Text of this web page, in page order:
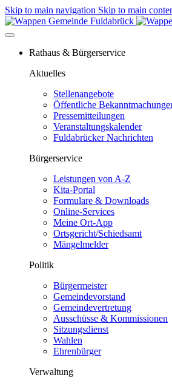
Skip to main navigation Skip to main
Rathaus & Bürgerservice
Aktuelles
Stellenangebote
Öffentliche
Pressemitteilungen
Veranstaltungskalender
Fuldabrücker Nachrichten
Bürgerservice
Leistungen von A-Z
Kita-Portal
Formulare & Downloads
Online-Services
Meine Ort-App
Ortsgericht/Schiedsamt
Mängelmelder
Politik
Bürgermeister
Gemeindevorstand
Gemeindevertretung
Ausschüsse & Kommissionen
Sitzungsdienst
Wahlen
Ehrenbürger
Verwaltung